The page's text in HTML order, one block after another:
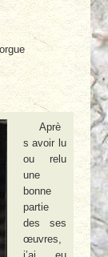
Aprè
s avoir lu
ou relu
une
bonne
partie
des ses
œuvres,